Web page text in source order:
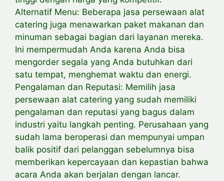
Alternatif Menu: Beberapa jasa persewaan alat
catering juga menawarkan paket makanan dan
minuman sebagai bagian dari layanan mereka.
Ini mempermudah Anda karena Anda bisa
mengorder segala yang Anda butuhkan dari
satu tempat, menghemat waktu dan energi.
Pengalaman dan Reputasi: Memilih jasa
persewaan alat catering yang sudah memiliki
pengalaman dan reputasi yang bagus dalam
industri yaitu langkah penting. Perusahaan yang
sudah lama beroperasi dan mempunyai umpan
balik positif dari pelanggan sebelumnya bisa
memberikan kepercayaan dan kepastian bahwa
acara Anda akan berjalan dengan lancar.